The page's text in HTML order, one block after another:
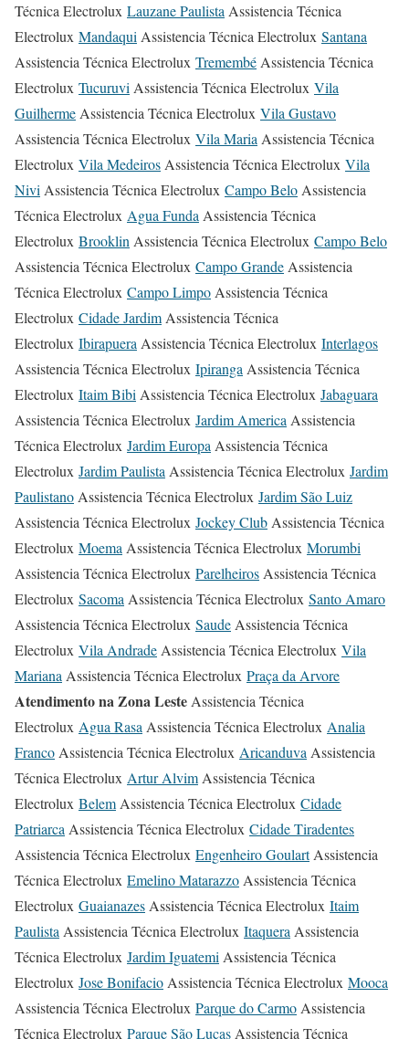
Técnica Electrolux Lauzane PaulistaAssistencia Técnica
Electrolux MandaquiAssistencia Técnica Electrolux Santana
Assistencia Técnica Electrolux TremembéAssistencia Técnica
Electrolux TucuruviAssistencia Técnica Electrolux Vila
GuilhermeAssistencia Técnica Electrolux Vila Gustavo
Assistencia Técnica Electrolux Vila MariaAssistencia Técnica
Electrolux Vila MedeirosAssistencia Técnica Electrolux Vila
NiviAssistencia Técnica Electrolux Campo BeloAssistencia
Técnica Electrolux Agua FundaAssistencia Técnica
Electrolux BrooklinAssistencia Técnica Electrolux Campo Belo
Assistencia Técnica Electrolux Campo GrandeAssistencia
Técnica Electrolux Campo LimpoAssistencia Técnica
Electrolux Cidade JardimAssistencia Técnica
Electrolux IbirapueraAssistencia Técnica Electrolux Interlagos
Assistencia Técnica Electrolux IpirangaAssistencia Técnica
Electrolux Itaim BibiAssistencia Técnica Electrolux Jabaguara
Assistencia Técnica Electrolux Jardim AmericaAssistencia
Técnica Electrolux Jardim EuropaAssistencia Técnica
Electrolux Jardim PaulistaAssistencia Técnica Electrolux Jardim
PaulistanoAssistencia Técnica Electrolux Jardim São Luiz
Assistencia Técnica Electrolux Jockey ClubAssistencia Técnica
Electrolux MoemaAssistencia Técnica Electrolux Morumbi
Assistencia Técnica Electrolux ParelheirosAssistencia Técnica
Electrolux SacomaAssistencia Técnica Electrolux Santo Amaro
Assistencia Técnica Electrolux SaudeAssistencia Técnica
Electrolux Vila AndradeAssistencia Técnica Electrolux Vila
MarianaAssistencia Técnica Electrolux Praça da Arvore
Atendimento na Zona LesteAssistencia Técnica
Electrolux Agua RasaAssistencia Técnica Electrolux Analia
FrancoAssistencia Técnica Electrolux AricanduvaAssistencia
Técnica Electrolux Artur AlvimAssistencia Técnica
Electrolux BelemAssistencia Técnica Electrolux Cidade
PatriarcaAssistencia Técnica Electrolux Cidade Tiradentes
Assistencia Técnica Electrolux Engenheiro GoulartAssistencia
Técnica Electrolux Emelino MatarazzoAssistencia Técnica
Electrolux GuaianazesAssistencia Técnica Electrolux Itaim
PaulistaAssistencia Técnica Electrolux ItaqueraAssistencia
Técnica Electrolux Jardim IguatemiAssistencia Técnica
Electrolux Jose BonifacioAssistencia Técnica Electrolux Mooca
Assistencia Técnica Electrolux Parque do CarmoAssistencia
Técnica Electrolux Parque São LucasAssistencia Técnica